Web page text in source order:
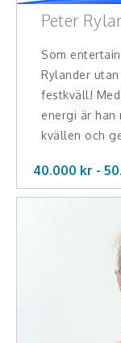
Peter
Som
Rylander
festkväll!
energi är han
kvällen och
40.000 kr -